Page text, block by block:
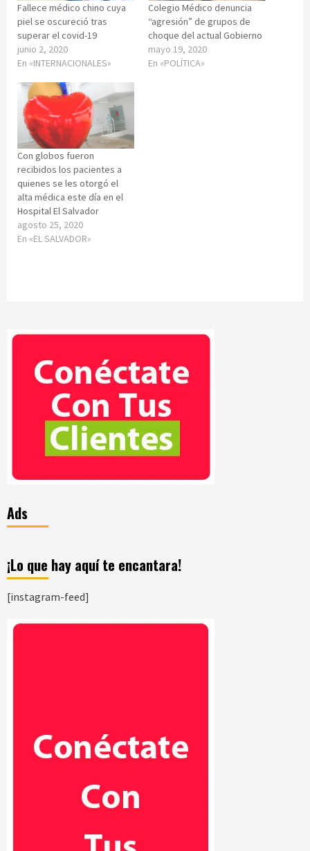
Fallece médico chino cuya
piel se oscureció tras
superar el covid-19
junio 2, 2020
En «INTERNACIONALES»
Colegio Médico denuncia
“agresión” de grupos de
choque del actual Gobierno
mayo 19, 2020
En «POLÍTICA»
Con globos fueron
recibidos los pacientes a
quienes se les otorgó el
alta médica este día en el
Hospital El Salvador
agosto 25, 2020
En «EL SALVADOR»
Ads
¡Lo que hay aquí te encantara!
[instagram-feed]